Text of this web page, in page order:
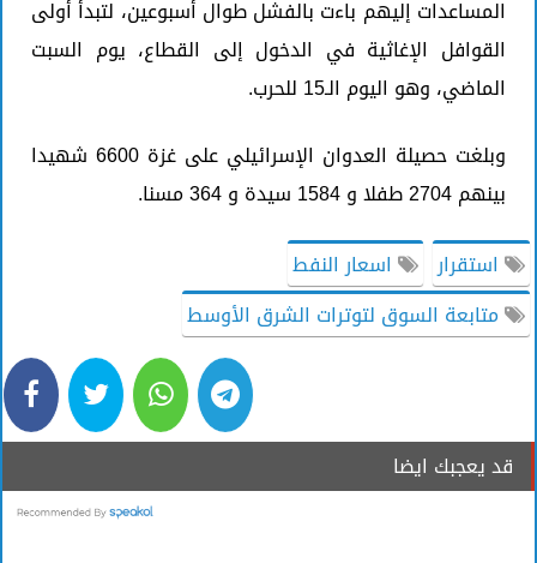
المساعدات إليهم باءت بالفشل طوال أسبوعين، لتبدأ أولى
القوافل الإغاثية في الدخول إلى القطاع، يوم السبت
الماضي، وهو اليوم الـ15 للحرب.
وبلغت حصيلة العدوان الإسرائيلي على غزة 6600 شهيدا
بينهم 2704 طفلا و 1584 سيدة و 364 مسنا.
استقرار
اسعار النفط
متابعة السوق لتوترات الشرق الأوسط
قد يعجبك ايضا